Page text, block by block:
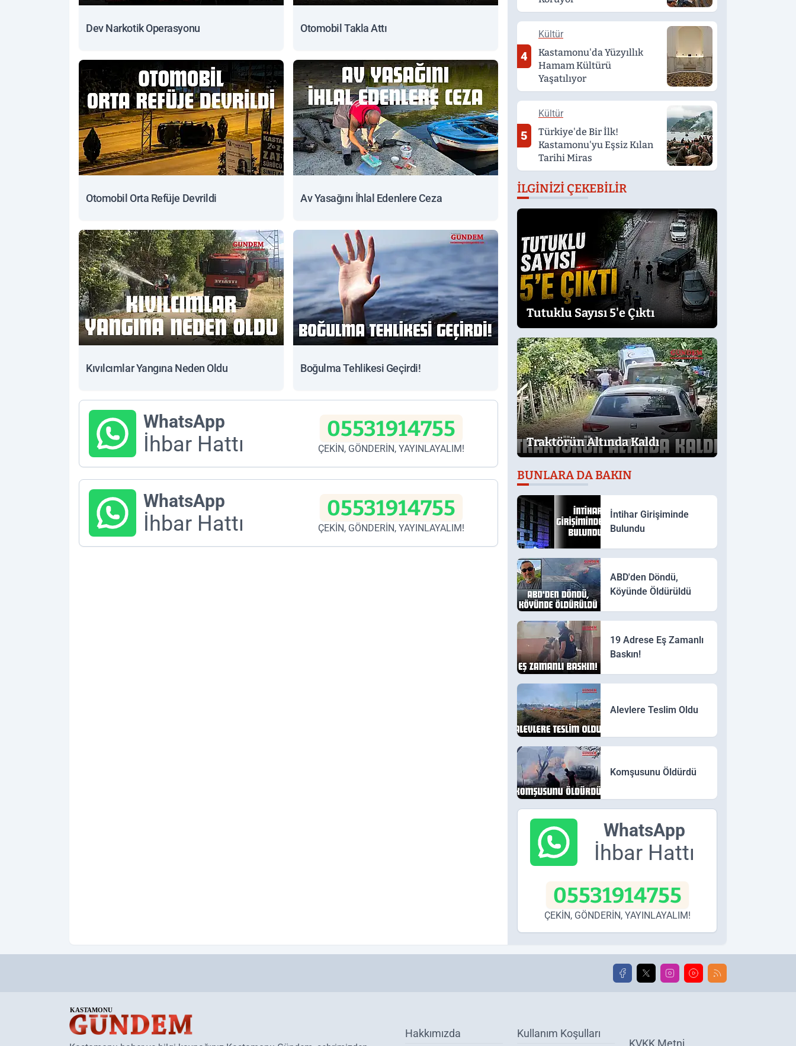
Dev Narkotik Operasyonu Otomobil Takla Attı
Otomobil Orta Refüje Devrildi Av Yasağını İhlal Edenlere Ceza
Kıvılcımlar Yangına Neden Oldu Boğulma Tehlikesi Geçirdi!
WhatsApp
İhbar Hattı
05531914755
ÇEKİN, GÖNDERİN, YAYINLAYALIM!
WhatsApp
İhbar Hattı
05531914755
ÇEKİN, GÖNDERİN, YAYINLAYALIM!
4
Kültür
Kastamonu'da Yüzyıllık
Hamam Kültürü
Yaşatılıyor
5
Kültür
Türkiye'de Bir İlk!
Kastamonu'yu Eşsiz Kılan
Tarihi Miras
İLGINIZI ÇEKEBILIR
Tutuklu Sayısı 5'e Çıktı
Traktörün Altında Kaldı
BUNLARA DA BAKIN
İntihar Girişiminde
Bulundu
ABD'den Döndü,
Köyünde Öldürüldü
19 Adrese Eş Zamanlı
Baskın!
Alevlere Teslim Oldu
Komşusunu Öldürdü
WhatsApp
İhbar Hattı
05531914755
ÇEKİN, GÖNDERİN, YAYINLAYALIM!
Hakkımızda Kullanım Koşulları
KVKK Metni